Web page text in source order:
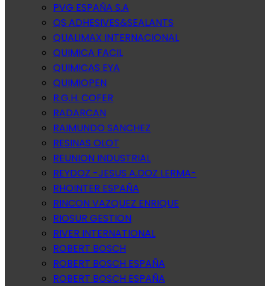
PVG ESPAÑA S.A
QS ADHESIVES&SEALANTS
QUALIMAX INTERNACIONAL
QUIMICA FACIL
QUIMICAS EYA
QUIMIOPEN
R.G.H. COFER
RADARCAN
RAIMUNDO SANCHEZ
RESINAS OLOT
REUNION INDUSTRIAL
REYDOZ -JESUS A.DOZ LERMA-
RHOINTER ESPAÑA
RINCON VAZQUEZ ENRIQUE
RIOSUR GESTION
RIVER INTERNATIONAL
ROBERT BOSCH
ROBERT BOSCH ESPAÑA
ROBERT BOSCH ESPAÑA